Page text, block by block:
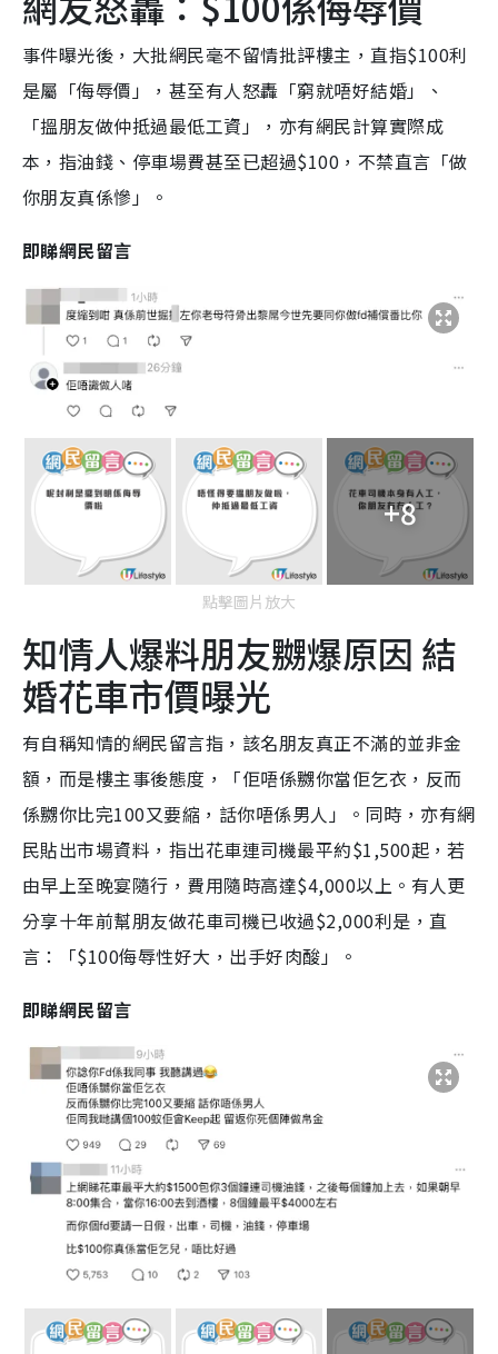
事件曝光後，大批網民毫不留情批評樓主，直指$100利
是屬「侮辱價」，甚至有人怒轟「窮就唔好結婚」、
「搵朋友做仲抵過最低工資」，亦有網民計算實際成
本，指油錢、停車場費甚至已超過$100，不禁直言「做
你朋友真係慘」。
即睇網民留言
+8
點擊圖片放大
知情人爆料朋友嬲爆原因 結
婚花車市價曝光
有自稱知情的網民留言指，該名朋友真正不滿的並非金
額，而是樓主事後態度，「佢唔係嬲你當佢乞衣，反而
係嬲你比完100又要縮，話你唔係男人」。同時，亦有網
民貼出市場資料，指出花車連司機最平約$1,500起，若
由早上至晚宴隨行，費用隨時高達$4,000以上。有人更
分享十年前幫朋友做花車司機已收過$2,000利是，直
言：「$100侮辱性好大，出手好肉酸」。
即睇網民留言